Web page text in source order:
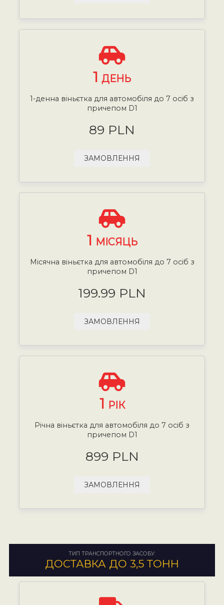
1 ДЕНЬ
1-денна віньєтка для автомобіля до 7 осіб з
причепом D1
89 PLN
ЗАМОВЛЕННЯ
1 МІСЯЦЬ
Місячна віньєтка для автомобіля до 7 осіб з
причепом D1
199.99 PLN
ЗАМОВЛЕННЯ
1 РІК
Річна віньєтка для автомобіля до 7 осіб з
причепом D1
899 PLN
ЗАМОВЛЕННЯ
ТИП ТРАНСПОРТНОГО ЗАСОБУ:
ДОСТАВКА ДО 3,5 ТОНН